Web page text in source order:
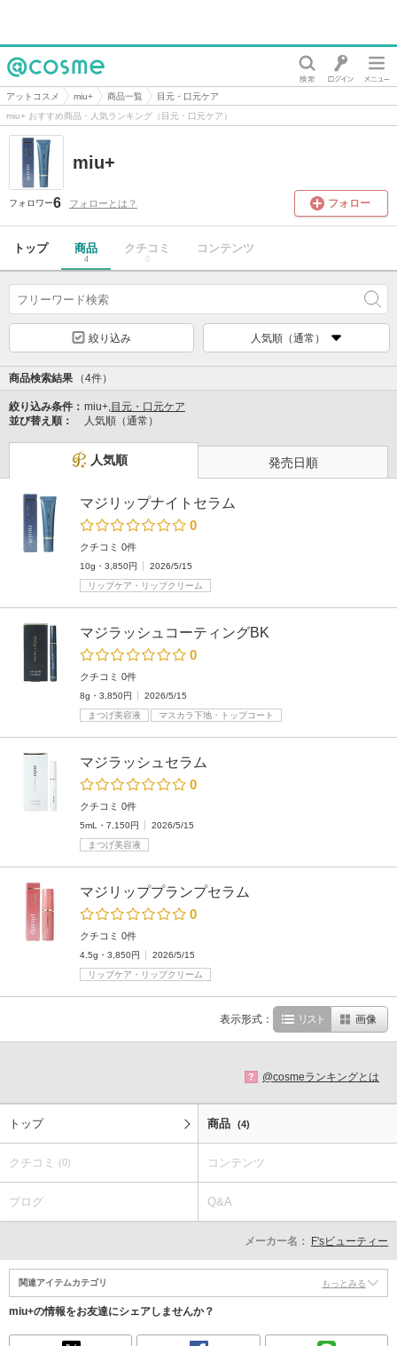
@cosme
アットコスメ miu+ 商品一覧
目元・口元ケア
miu+ おすすめ商品・人気ランキング（目元・口元ケア）
miu+
フォロワー6 フォローとは？ フォロー
トップ 商品
4
クチコミ
0
コンテンツ
絞り込み 人気順（通常）
商品検索結果 （4件）
絞り込み条件： miu+,目元・口元ケア
並び替え順：
人気順（通常）
人気順 発売日順
マジリップナイトセラム
0
クチコミ 0件
10g・3,850円
2026/5/15
リップケア・リップクリーム
マジラッシュコーティングBK
0
クチコミ 0件
8g・3,850円
2026/5/15
まつげ美容液
マスカラ下地・トップコート
マジラッシュセラム
0
クチコミ 0件
5mL・7,150円
2026/5/15
まつげ美容液
マジリッププランプセラム
0
クチコミ 0件
4.5g・3,850円
2026/5/15
リップケア・リップクリーム
表示形式： リスト 画像
? @cosmeランキングとは
トップ 商品 (4)
クチコミ (0) コンテンツ
ブログ Q&A
メーカー名： F'sビューティー
関連アイテムカテゴリ もっとみる
miu+の情報をお友達にシェアしませんか？